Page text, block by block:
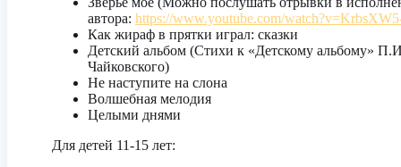
автора: https://www.youtube.com/
Как жираф в прятки играл: сказки
Детский альбом (Стихи к «Детскому альбому»
Чайковского)
Не наступите на слона
Волшебная мелодия
Целыми днями
Для детей 11-15 лет: